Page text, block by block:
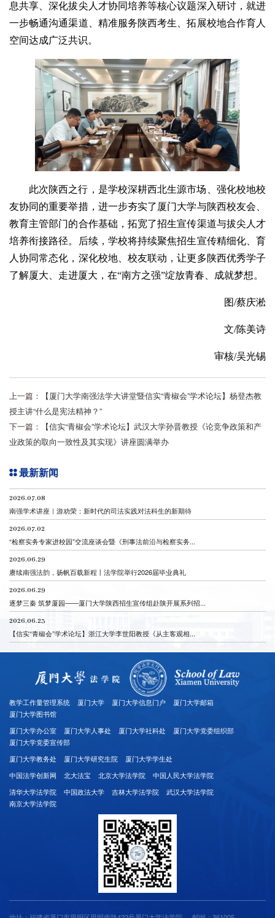
息共享、深化拔尖人才协同培养等核心议题深入研讨，就进
一步畅通沟通渠道、精准服务陕西考生、拓展校地合作育人
空间达成广泛共识。
此次陕西之行，是学校深耕西北生源市场、强化校地校
友协同的重要举措，进一步夯实了厦门大学与陕西校友会、
教育主管部门的合作基础，拓宽了招生宣传渠道与拔尖人才
培养衔接路径。后续，学校将持续聚焦招生宣传精细化、育
人协同常态化，深化校地、校友联动，让更多陕西优秀学子
了解厦大、走进厦大，在“南方之强”绽放青春、成就梦想。
图/蔡庆淞
文/陈美诗
审核/吴光锡
上一篇：
【厦门大学南强法学大讲堂暨信实“青椒会”学术论坛】杨登杰教
授主讲“什么是宪法精神？”
下一篇：
【信实“青椒会”学术论坛】武汉大学孙晋教授《论竞争政策和产
业政策的取向一致性及其实现》讲座圆满举办
最新新闻
2026.07.08
南强学术讲座｜游劝荣：新时代的司法实践对法科生的新期待
2026.07.02
“检察实务专家进校园”交流座谈会暨《刑事法前沿与检察实务...
2026.06.29
赓续南强法韵，扬帆百载新程丨法学院举行2026届毕业典礼
2026.06.29
逐梦三秦 筑梦厦园——厦门大学陕西招生宣传组赴陕开展系列招...
2026.06.23
【信实“青椒会”学术论坛】浙江大学李世阳教授《从主客观相...
教学工作量管理系统 厦门大学 厦门大学信息门户
厦门大学邮箱
厦门大学图书馆
厦门大学办公室
厦门大学人事处 厦门大学社科处
厦门大学党委组织部
厦门大学党委宣传部
厦门大学教务处
厦门大学研究生院
厦门大学学生处
中国法学创新网
北大法宝 北京大学法学院
中国人民大学法学院
清华大学法学院
中国政法大学 吉林大学法学院
武汉大学法学院
南京大学法学院